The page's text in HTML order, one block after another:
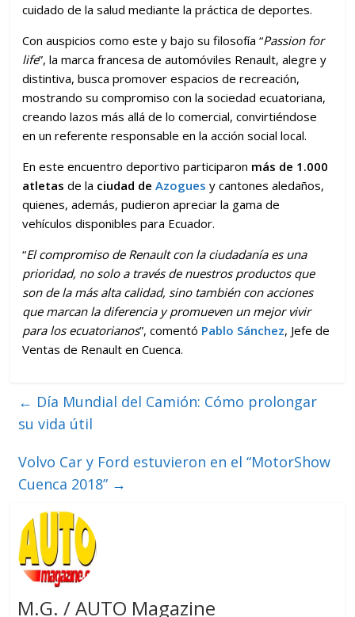
cuidado de la salud mediante la práctica de deportes.
Con auspicios como este y bajo su filosofía “Passion for
life”, la marca francesa de automóviles Renault, alegre y
distintiva, busca promover espacios de recreación,
mostrando su compromiso con la sociedad ecuatoriana,
creando lazos más allá de lo comercial, convirtiéndose
en un referente responsable en la acción social local.
En este encuentro deportivo participaron más de 1.000
atletas de la ciudad deAzogues y cantones aledaños,
quienes, además, pudieron apreciar la gama de
vehículos disponibles para Ecuador.
“El compromiso de Renault con la ciudadanía es una
prioridad, no solo a través de nuestros productos que
son de la más alta calidad, sino también con acciones
que marcan la diferencia y promueven un mejor vivir
para los ecuatorianos”, comentó Pablo Sánchez, Jefe de
Ventas de Renault en Cuenca.
← Día Mundial del Camión: Cómo prolongar
su vida útil
Volvo Car y Ford estuvieron en el “MotorShow
Cuenca 2018” →
M.G. / AUTO Magazine